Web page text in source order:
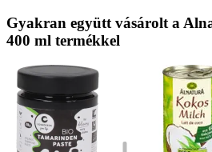
Gyakran együtt vásárolt a
400 ml termékkel